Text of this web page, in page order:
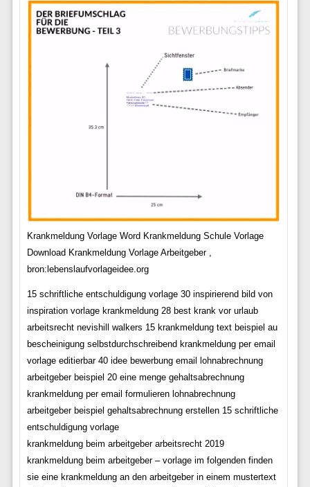
Krankmeldung Vorlage Word Krankmeldung Schule Vorlage
Download Krankmeldung Vorlage Arbeitgeber ,
bron:lebenslaufvorlageidee.org
15 schriftliche entschuldigung vorlage 30 inspirierend bild von
inspiration vorlage krankmeldung 28 best krank vor urlaub
arbeitsrecht nevishill walkers 15 krankmeldung text beispiel au
bescheinigung selbstdurchschreibend krankmeldung per email
vorlage editierbar 40 idee bewerbung email lohnabrechnung
arbeitgeber beispiel 20 eine menge gehaltsabrechnung
krankmeldung per email formulieren lohnabrechnung
arbeitgeber beispiel gehaltsabrechnung erstellen 15 schriftliche
entschuldigung vorlage
krankmeldung beim arbeitgeber arbeitsrecht 2019
krankmeldung beim arbeitgeber – vorlage im folgenden finden
sie eine krankmeldung an den arbeitgeber in einem mustertext